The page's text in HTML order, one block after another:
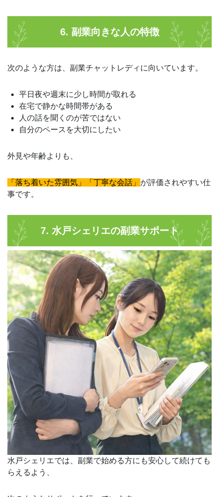
6. 副業向きな人の特徴
次のような方は、副業チャットレディに向いています。
平日夜や週末に少し時間が取れる
在宅で静かな時間帯がある
人の話を聞くのが苦ではない
自分のペースを大切にしたい
外見や年齢よりも、
「落ち着いた雰囲気」「丁寧な会話」 が評価されやすい仕
事です。
7. 水戸シェリエの副業サポート
水戸シェリエでは、副業で始める方にも安心して続けても
らえるよう、